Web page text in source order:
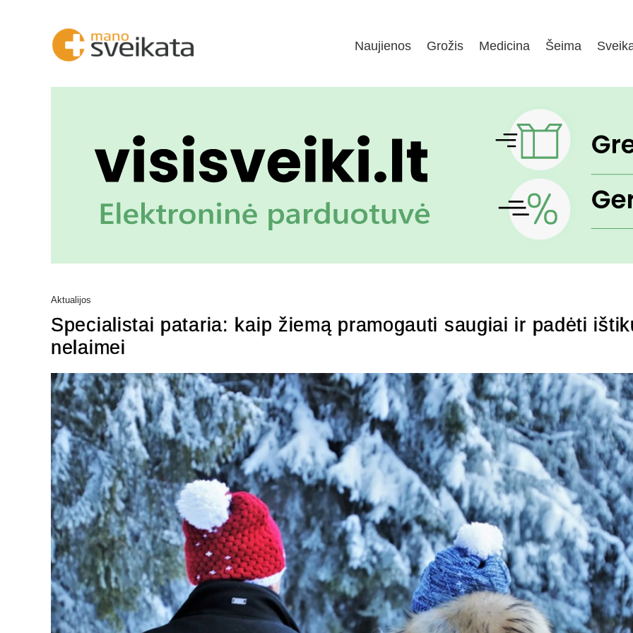
Naujienos Grožis Medicina Šeima
Aktualijos
Specialistai pataria: kaip žiemą pramogauti saugiai ir padėti
nelaimei